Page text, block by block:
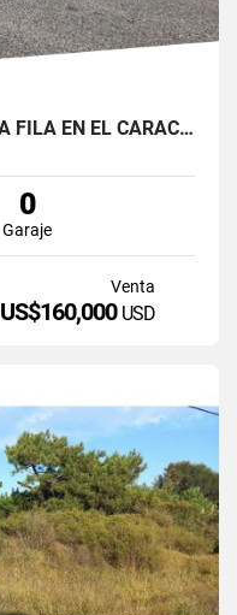
EXCELENTE LOTE EN PRIMERA FILA EN EL CARACOL - LAGUNA GARZON
0
Garaje
Venta
US$160,000 USD